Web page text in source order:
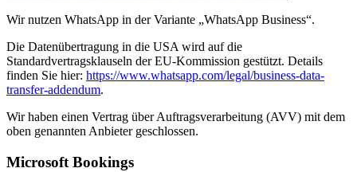
Wir nutzen WhatsApp in der Variante „WhatsApp Business“.
Die Datenübertragung in die USA wird auf die
Standardvertragsklauseln der EU-Kommission gestützt. Details
finden Sie hier: https://www.whatsapp.com/legal/business-data-
transfer-addendum.
Wir haben einen Vertrag über Auftragsverarbeitung (AVV) mit dem
oben genannten Anbieter geschlossen.
Microsoft Bookings